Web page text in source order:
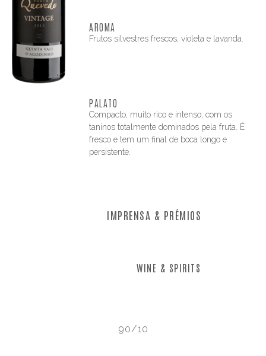
AROMA
Frutos silvestres frescos, violeta e lavanda.
PALATO
Compacto, muito rico e intenso, com os
taninos totalmente dominados pela fruta. É
fresco e tem um final de boca longo e
persistente.
IMPRENSA & PRÉMIOS
WINE & SPIRITS
90/10